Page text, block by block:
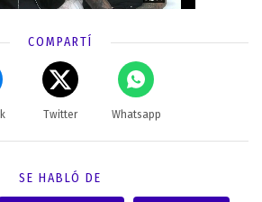
COMPARTÍ
Twitter Whatsapp
SE HABLÓ DE